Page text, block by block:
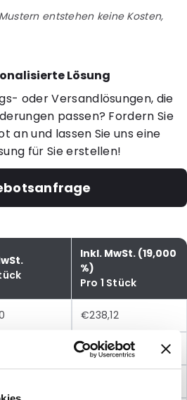
entstehen keine Kosten,
Lösung
oder Versandlösungen, die
passen? Fordern Sie
an und lassen Sie uns eine
für Sie erstellen!
Inkl. MwSt. (19,000
%)
Pro 1 Stück
€238,12
€230,97